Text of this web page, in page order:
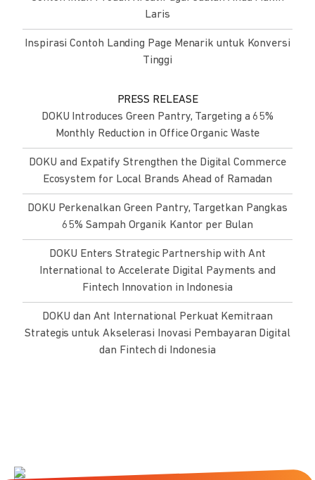
Laris
Inspirasi Contoh Landing Page Menarik untuk Konversi
Tinggi
PRESS RELEASE
DOKU Introduces Green Pantry, Targeting a 65%
Monthly Reduction in Office Organic Waste
DOKU and Expatify Strengthen the Digital Commerce
Ecosystem for Local Brands Ahead of Ramadan
DOKU Perkenalkan Green Pantry, Targetkan Pangkas
65% Sampah Organik Kantor per Bulan
DOKU Enters Strategic Partnership with Ant
International to Accelerate Digital Payments and
Fintech Innovation in Indonesia
DOKU dan Ant International Perkuat Kemitraan
Strategis untuk Akselerasi Inovasi Pembayaran Digital
dan Fintech di Indonesia